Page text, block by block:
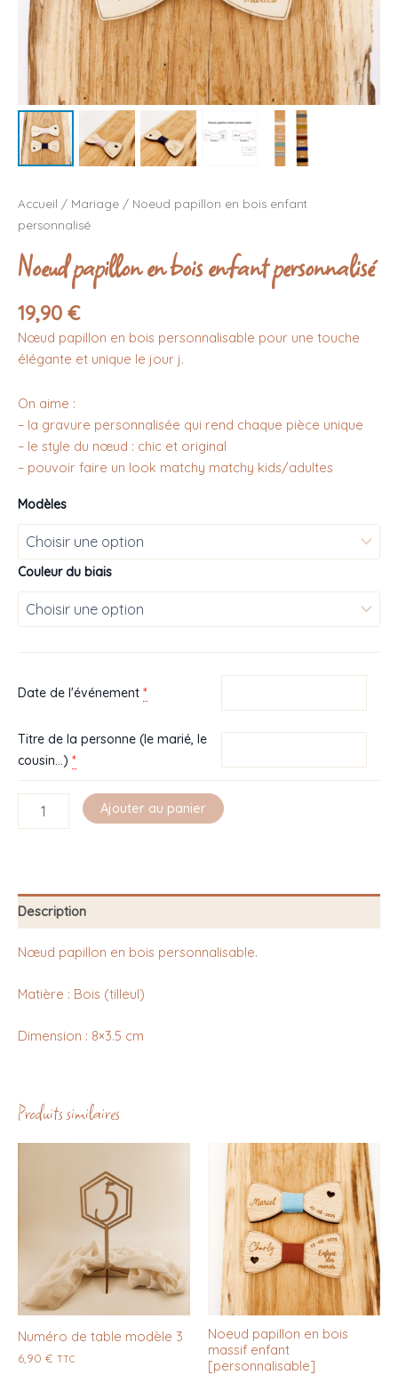
Accueil / Mariage / Noeud papillon en bois enfant
personnalisé
Noeud papillon en bois enfant personnalisé
19,90 €
Nœud papillon en bois personnalisable pour une touche
élégante et unique le jour j.
On aime :
– la gravure personnalisée qui rend chaque pièce unique
– le style du nœud : chic et original
– pouvoir faire un look matchy matchy kids/adultes
Modèles
Couleur du biais
Date de l'événement *
Titre de la personne (le marié, le
cousin...) *
Ajouter au panier
Description
Nœud papillon en bois personnalisable.
Matière : Bois (tilleul)
Dimension : 8×3.5 cm
Produits similaires
Numéro de table modèle 3
6,90 € TTC
Noeud papillon en bois
massif enfant
[personnalisable]